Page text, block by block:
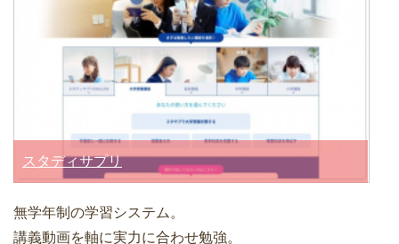
スタディサプリ
無学年制の学習システム。
講義動画を軸に実力に合わせ勉強。